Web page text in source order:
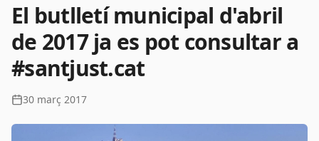
El butlletí municipal d'abril
de 2017 ja es pot consultar a
#santjust.cat
30 març 2017